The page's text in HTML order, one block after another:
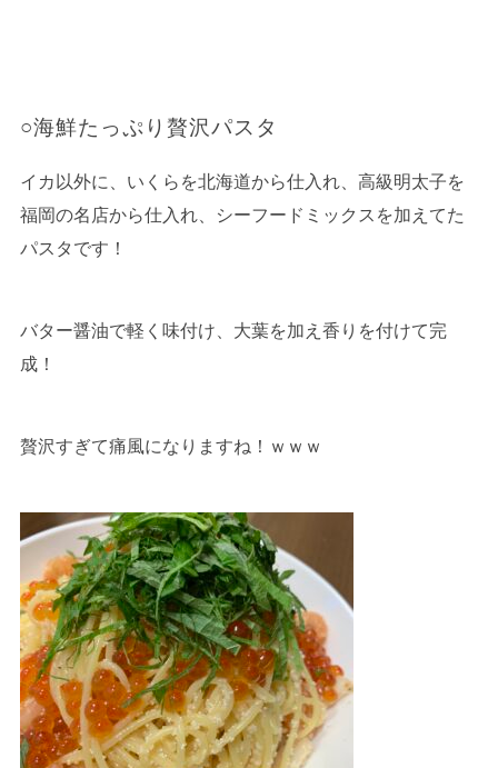
○海鮮たっぷり贅沢パスタ
イカ以外に、いくらを北海道から仕入れ、高級明太子を
福岡の名店から仕入れ、シーフードミックスを加えてた
パスタです！
バター醤油で軽く味付け、大葉を加え香りを付けて完
成！
贅沢すぎて痛風になりますね！ｗｗｗ